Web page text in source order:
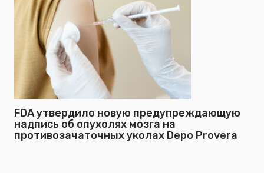
FDA утвердило новую предупреждающую
надпись об опухолях мозга на
противозачаточных уколах Depo Provera